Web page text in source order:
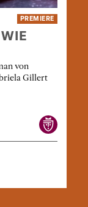
PREMIERE
von
Gillert